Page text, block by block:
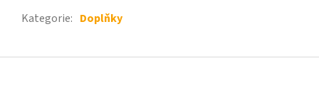
Kategorie: Doplňky